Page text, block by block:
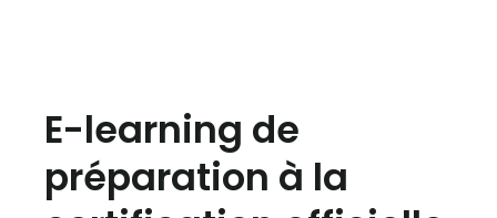
E-learning de
préparation à la